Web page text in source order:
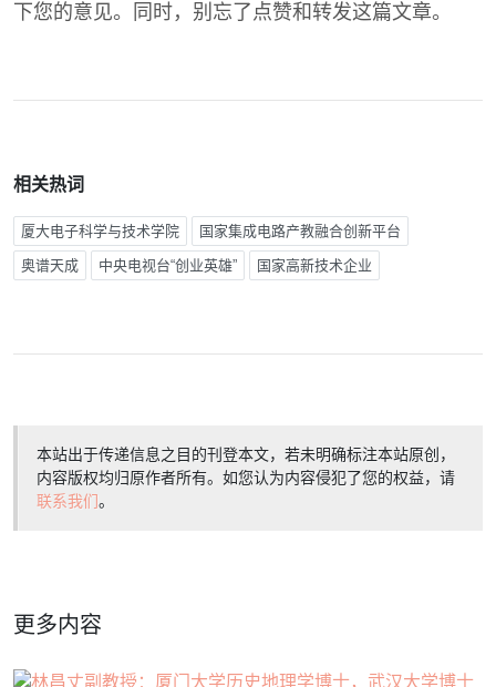
下您的意见。同时，别忘了点赞和转发这篇文章。
相关热词
厦大电子科学与技术学院 国家集成电路产教融合创新平台
奥谱天成 中央电视台“创业英雄” 国家高新技术企业
本站出于传递信息之目的刊登本文，若未明确标注本站原创，
内容版权均归原作者所有。如您认为内容侵犯了您的权益，请
联系我们。
更多内容